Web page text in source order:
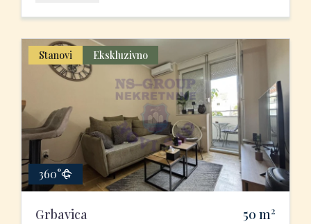
Stanovi Ekskluzivno
360°
Grbavica 50 m2